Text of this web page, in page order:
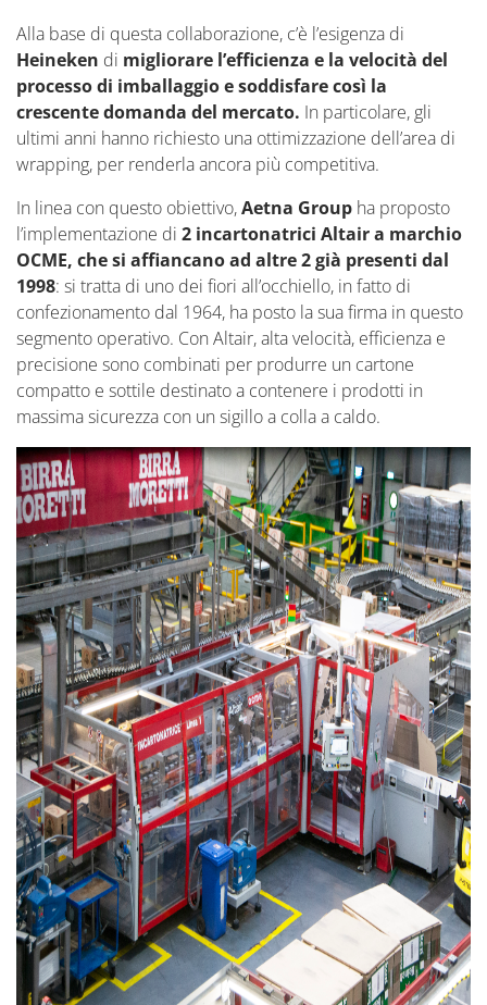
Alla base di questa collaborazione, c’è l’esigenza di
Heineken di migliorare l’efficienza e la velocità del
processo di imballaggio e soddisfare così la
crescente domanda del mercato. In particolare, gli
ultimi anni hanno richiesto una ottimizzazione dell’area di
wrapping, per renderla ancora più competitiva.
In linea con questo obiettivo,Aetna Group ha proposto
l’implementazione di 2 incartonatrici Altair a marchio
OCME, che si affiancano ad altre 2 già presenti dal
1998: si tratta di uno dei fiori all’occhiello, in fatto di
confezionamento dal 1964, ha posto la sua firma in questo
segmento operativo. Con Altair, alta velocità, efficienza e
precisione sono combinati per produrre un cartone
compatto e sottile destinato a contenere i prodotti in
massima sicurezza con un sigillo a colla a caldo.